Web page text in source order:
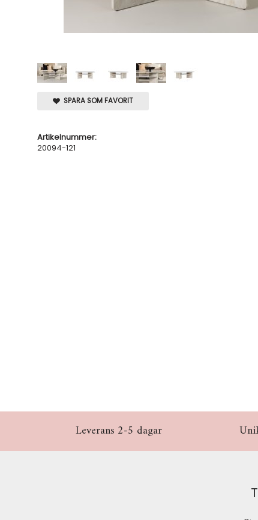
SPARA SOM FAVORIT
Artikelnummer:
20094-121
Leverans 2-5 dagar